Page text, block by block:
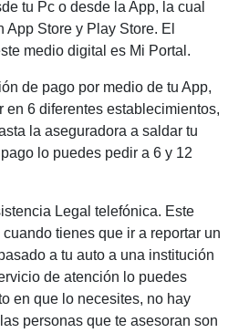
tu Pc o desde la App, la cual
App Store y Play Store. El
medio digital es Mi Portal.
de pago por medio de tu App,
en 6 diferentes establecimientos,
la aseguradora a saldar tu
lo puedes pedir a 6 y 12
Legal telefónica. Este
tienes que ir a reportar un
a tu auto a una institución
de atención lo puedes
en que lo necesites, no hay
personas que te asesoran son